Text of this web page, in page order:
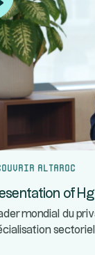
Altaroc
of Hg
mondial du